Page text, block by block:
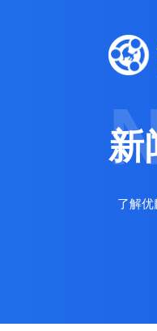
新
了解优